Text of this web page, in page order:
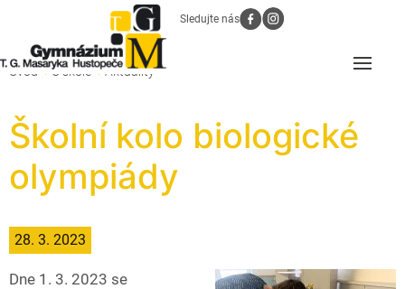
Sledujte nás
Úvod O škole Aktuality
Školní kolo biologické
olympiády
28. 3. 2023
Dne 1. 3. 2023 se